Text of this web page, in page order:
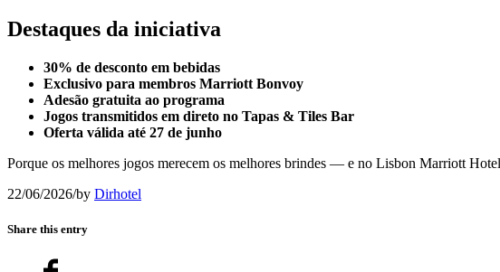
Destaques da iniciativa
30% de desconto em bebidas
Exclusivo para membros Marriott Bonvoy
Adesão gratuita ao programa
Jogos transmitidos em direto no Tapas & Tiles Bar
Oferta válida até 27 de junho
Porque os melhores jogos merecem os melhores brindes — e no Lisbon Marriott
22/06/2026/by Dirhotel
Share this entry